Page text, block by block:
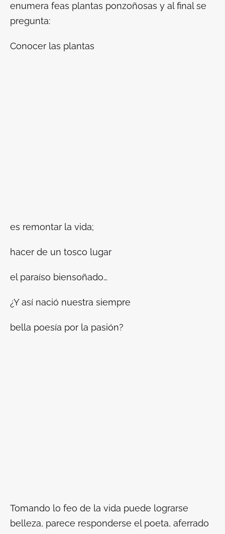
enumera feas plantas ponzoñosas y al final se
pregunta:
Conocer las plantas
es remontar la vida;
hacer de un tosco lugar
el paraíso biensoñado…
¿Y así nació nuestra siempre
bella poesía por la pasión?
Tomando lo feo de la vida puede lograrse
belleza, parece responderse el poeta, aferrado